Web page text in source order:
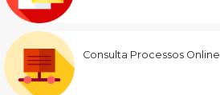
Consulta Processos Online